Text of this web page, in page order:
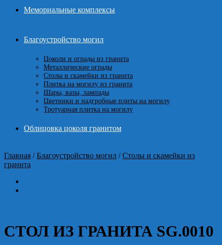
Мемориальные комплексы
Благоустройство могил
Цоколи и ограды из гранита
Металлические ограды
Столы и скамейки из гранита
Плитка на могилу из гранита
Шары, вазы, лампады
Цветники и надгробные плиты на могилу
Тротуарная плитка на могилу
Облицовка цоколя гранитом
Главная / Благоустройство могил / Столы и скамейки из
гранита
СТОЛ ИЗ ГРАНИТА SG.0010